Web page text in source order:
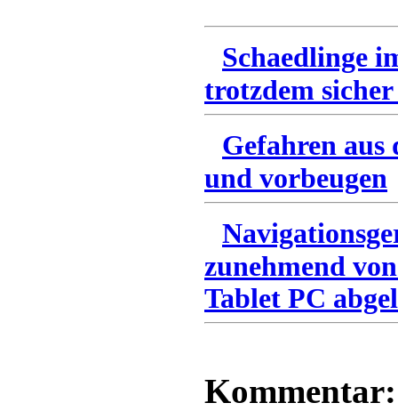
Schaedlinge
trotzdem
Gefahren
und vorbeugen
zunehmend
Tablet PC
Kommentar: